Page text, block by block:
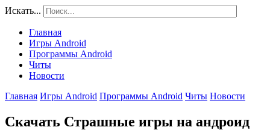
Искать...
Главная
Игры Android
Программы Android
Читы
Новости
Главная Игры Android Программы Android Читы Новости
Скачать Страшные игры на андроид